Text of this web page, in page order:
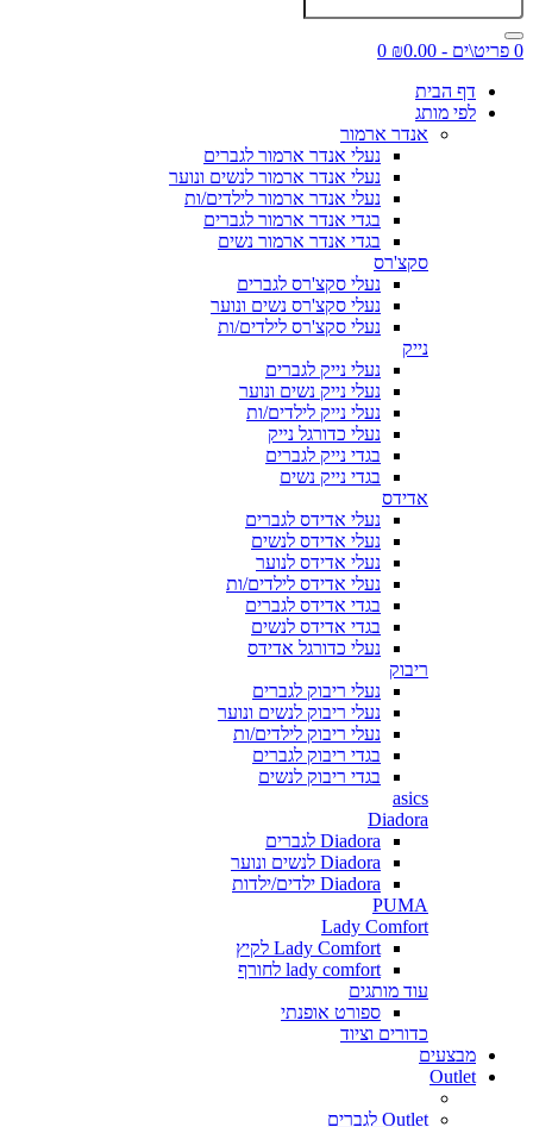
0 פריט\ים - ₪0.00
0
דף הבית
לפי מותג
אנדר ארמור
נעלי אנדר ארמור לגברים
נעלי אנדר ארמור לנשים ונוער
נעלי אנדר ארמור לילדים/ות
בגדי אנדר ארמור לגברים
בגדי אנדר ארמור נשים
סקצ'רס
נעלי סקצ'רס לגברים
נעלי סקצ'רס נשים ונוער
נעלי סקצ'רס לילדים/ות
נייק
נעלי נייק לגברים
נעלי נייק נשים ונוער
נעלי נייק לילדים/ות
נעלי כדורגל נייק
בגדי נייק לגברים
בגדי נייק נשים
אדידס
נעלי אדידס לגברים
נעלי אדידס לנשים
נעלי אדידס לנוער
נעלי אדידס לילדים/ות
בגדי אדידס לגברים
בגדי אדידס לנשים
נעלי כדורגל אדידס
ריבוק
נעלי ריבוק לגברים
נעלי ריבוק לנשים ונוער
נעלי ריבוק לילדים/ות
בגדי ריבוק לגברים
בגדי ריבוק לנשים
asics
Diadora
Diadora לגברים
Diadora לנשים ונוער
Diadora ילדים/ילדות
PUMA
Lady Comfort
Lady Comfort לקיץ
lady comfort לחורף
עוד מותגים
ספורט אופנתי
כדורים וציוד
מבצעים
Outlet
Outlet לגברים